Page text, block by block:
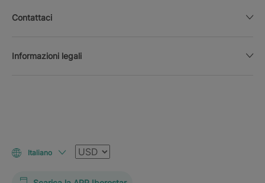
Contattaci
Informazioni legali
Italiano Valuta